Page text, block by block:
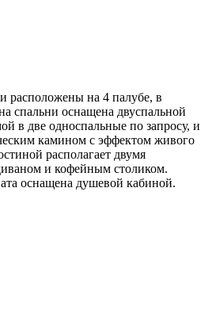
расположены на 4 палубе, в
спальни оснащена двуспальной
в две односпальные по запросу, и
камином с эффектом живого
располагает двумя
и кофейным столиком.
оснащена душевой кабиной.